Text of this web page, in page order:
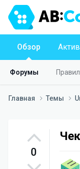
Обзор
Форумы
Главная Темы
0